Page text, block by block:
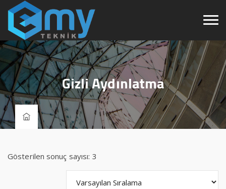
Gizli Aydınlatma
Gösterilen sonuç sayısı: 3